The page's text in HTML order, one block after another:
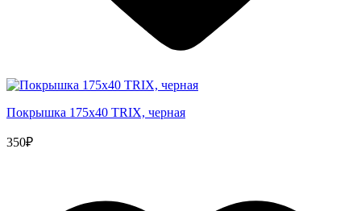
Покрышка 175x40 TRIX, черная
350₽